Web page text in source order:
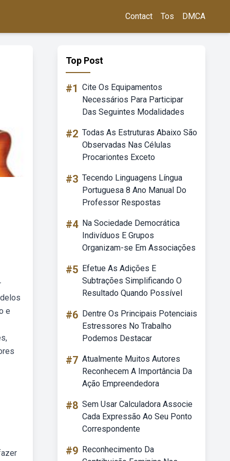
Contact Tos DMCA
e
Top Post
#1 Cite Os Equipamentos
Necessários Para Participar
Das Seguintes Modalidades
#2 Todas As Estruturas Abaixo São
Observadas Nas Células
Procariontes Exceto
#3 Tecendo Linguagens Língua
Portuguesa 8 Ano Manual Do
Professor Respostas
#4 Na Sociedade Democrática
Indivíduos E Grupos
Organizam-se Em Associações
#5 Efetue As Adições E
Subtrações Simplificando O
Resultado Quando Possível
#6 Dentre Os Principais Potenciais
Estressores No Trabalho
Podemos Destacar
#7 Atualmente Muitos Autores
Reconhecem A Importância Da
Ação Empreendedora
#8 Sem Usar Calculadora Associe
Cada Expressão Ao Seu Ponto
Correspondente
#9 Reconhecimento Da